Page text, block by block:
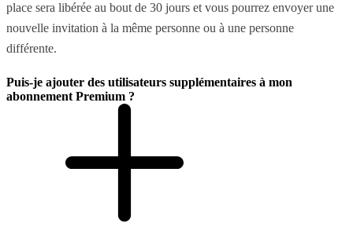
place sera libérée au bout de 30 jours et vous pourrez envoyer une
nouvelle invitation à la même personne ou à une personne
différente.
Puis-je ajouter des utilisateurs supplémentaires à mon
abonnement Premium ?